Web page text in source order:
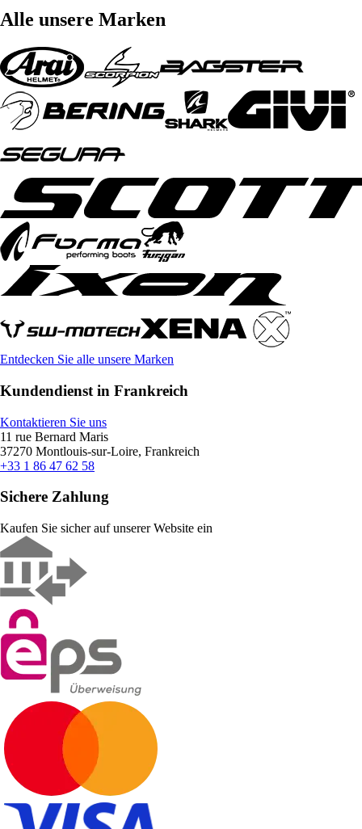
Alle unsere Marken
Entdecken Sie alle unsere Marken
Kundendienst in Frankreich
Kontaktieren Sie uns
11 rue Bernard Maris
37270 Montlouis-sur-Loire, Frankreich
+33 1 86 47 62 58
Sichere Zahlung
Kaufen Sie sicher auf unserer Website ein